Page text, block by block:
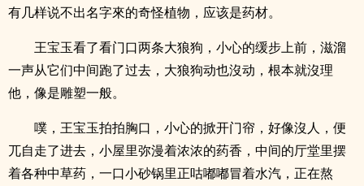
有几样说不出名字來的奇怪植物，应该是药材。
王宝玉看了看门口两条大狼狗，小心的缓步上前，滋溜
一声从它们中间跑了过去，大狼狗动也沒动，根本就沒理
他，像是雕塑一般。
噗，王宝玉拍拍胸口，小心的掀开门帘，好像沒人，便
兀自走了进去，小屋里弥漫着浓浓的药香，中间的厅堂里摆
着各种中草药，一口小砂锅里正咕嘟嘟冒着水汽，正在熬